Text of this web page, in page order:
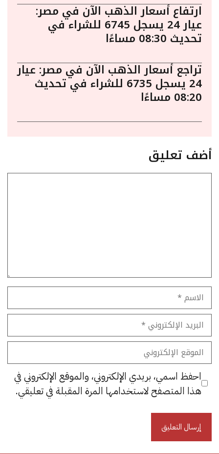
ارتفاع أسعار الذهب الآن في مصر:
عيار 24 يسجل 6745 للشراء في
تحديث 08:30 مساءًا
تراجع أسعار الذهب الآن في مصر: عيار
24 يسجل 6735 للشراء في تحديث
08:20 مساءًا
أضف تعليق
الاسم
البريد
الإلكتروني
الموقع
الإلكتروني
احفظ اسمي، بريدي الإلكتروني، والموقع الإلكتروني في
هذا المتصفح لاستخدامها المرة المقبلة في تعليقي.